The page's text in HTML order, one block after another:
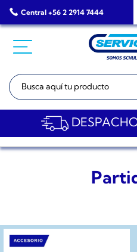
Saltar
al
Central +56 2 2914 7444
Buscar: